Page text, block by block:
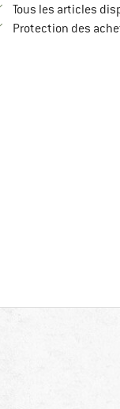
Tous les articles
Protection des